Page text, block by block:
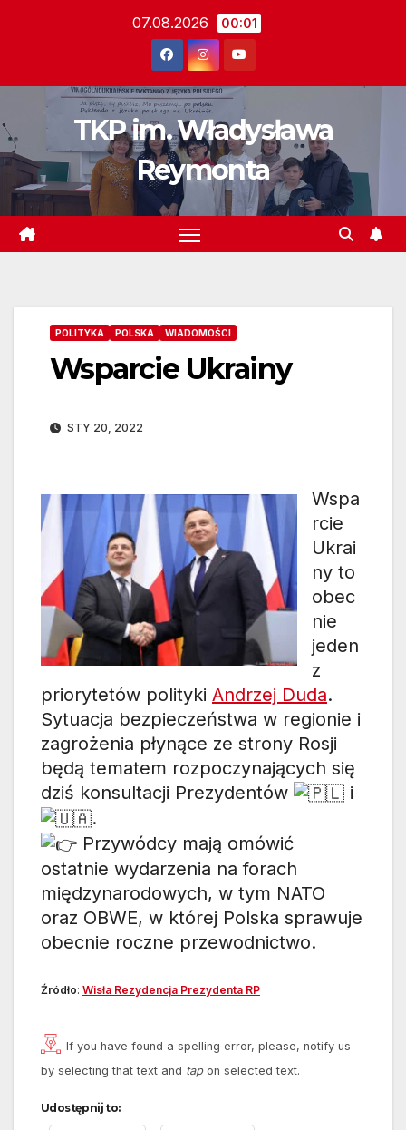
07.08.2026 00:01
TKP im. Władysława
Reymonta
POLITYKA POLSKA WIADOMOŚCI
Wsparcie Ukrainy
STY 20, 2022
Wspa
rcie
Ukrai
ny to
obec
nie
jeden
z
priorytetów polityki Andrzej Duda.
Sytuacja bezpieczeństwa w regionie i
zagrożenia płynące ze strony Rosji
będą tematem rozpoczynających się
dziś konsultacji Prezydentów
i
.
Przywódcy mają omówić
ostatnie wydarzenia na forach
międzynarodowych, w tym NATO
oraz OBWE, w której Polska sprawuje
obecnie roczne przewodnictwo.
Źródło: Wisła Rezydencja Prezydenta RP
If you have found a spelling error, please, notify us
by selecting that text and tapon selected text.
Udostępnij to: